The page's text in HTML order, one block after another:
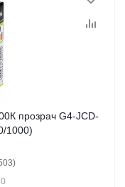
прозрач G4-JCD-
1000)